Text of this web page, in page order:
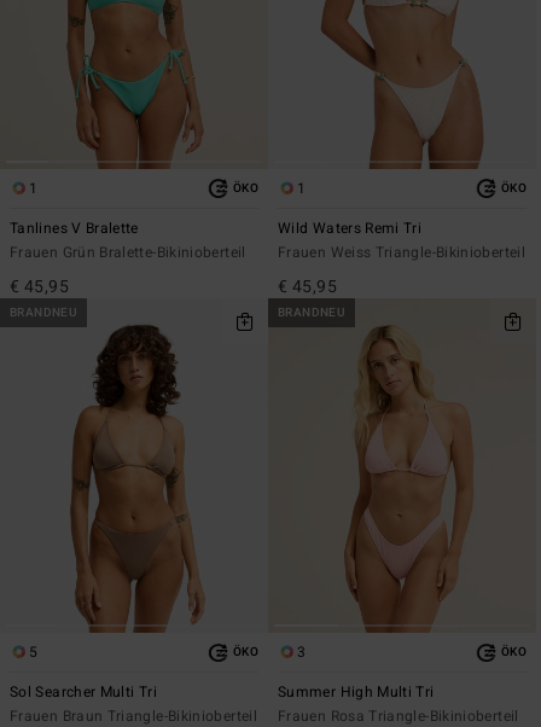
1 ÖKO
Tanlines V Bralette
Frauen Grün Bralette-Bikinioberteil
€ 45,95
1 ÖKO
Wild Waters Remi Tri
Frauen Weiss Triangle-Bikinioberteil
€ 45,95
BRANDNEU
5 ÖKO
Sol Searcher Multi Tri
Frauen Braun Triangle-Bikinioberteil
BRANDNEU
3 ÖKO
Summer High Multi Tri
Frauen Rosa Triangle-Bikinioberteil